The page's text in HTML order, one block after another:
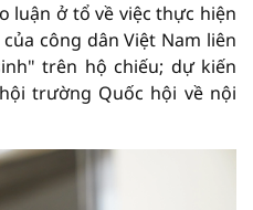
luận ở tổ về việc thực hiện
công dân Việt Nam liên
trên hộ chiếu; dự kiến
trường Quốc hội về nội